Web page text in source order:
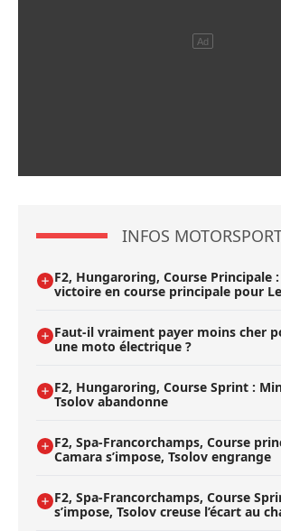
INFOS
F2, Hungaroring, Course Principale
victoire en course principale pour
Faut-il vraiment payer moins cher
une moto électrique ?
F2, Hungaroring, Course Sprint :
Tsolov abandonne
F2, Spa-Francorchamps, Course
Camara s’impose, Tsolov engrange
F2, Spa-Francorchamps, Course
s’impose, Tsolov creuse l’écart au